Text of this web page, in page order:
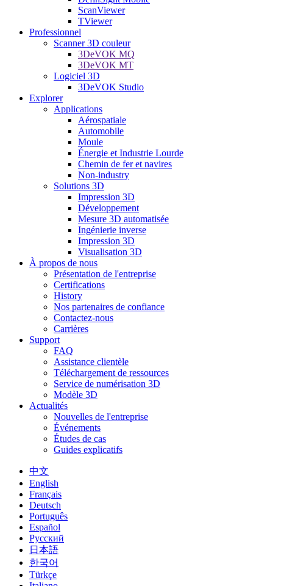
ScanViewer
TViewer
Professionnel
Scanner 3D couleur
3DeVOK MQ
3DeVOK MT
Logiciel 3D
3DeVOK Studio
Explorer
Applications
Aérospatiale
Automobile
Moule
Énergie et Industrie Lourde
Chemin de fer et navires
Non-industry
Solutions 3D
Impression 3D
Développement
Mesure 3D automatisée
Ingénierie inverse
Impression 3D
Visualisation 3D
À propos de nous
Présentation de l'entreprise
Certifications
History
Nos partenaires de confiance
Contactez-nous
Carrières
Support
FAQ
Assistance clientèle
Téléchargement de ressources
Service de numérisation 3D
Modèle 3D
Actualités
Nouvelles de l'entreprise
Événements
Études de cas
Guides explicatifs
中文
English
Français
Deutsch
Português
Español
Русский
日本語
한국어
Türkçe